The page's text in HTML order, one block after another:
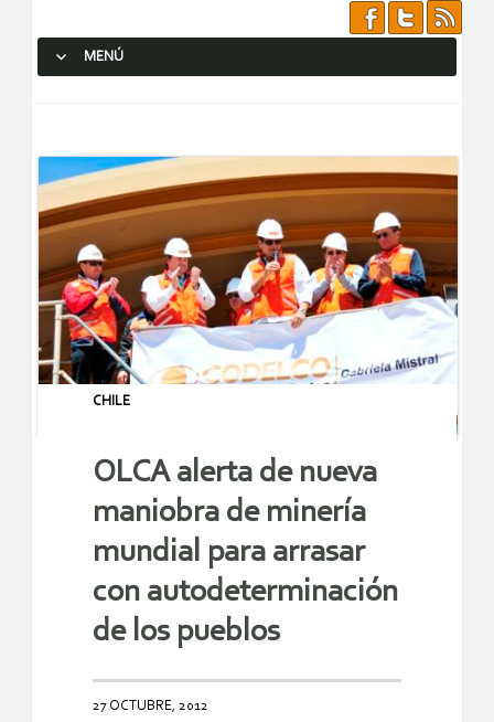
MENÚ
CHILE
OLCA alerta de nueva
maniobra de minería
mundial para arrasar
con autodeterminación
de los pueblos
27 OCTUBRE, 2012